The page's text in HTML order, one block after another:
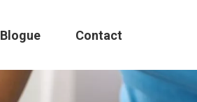
Blogue Contact